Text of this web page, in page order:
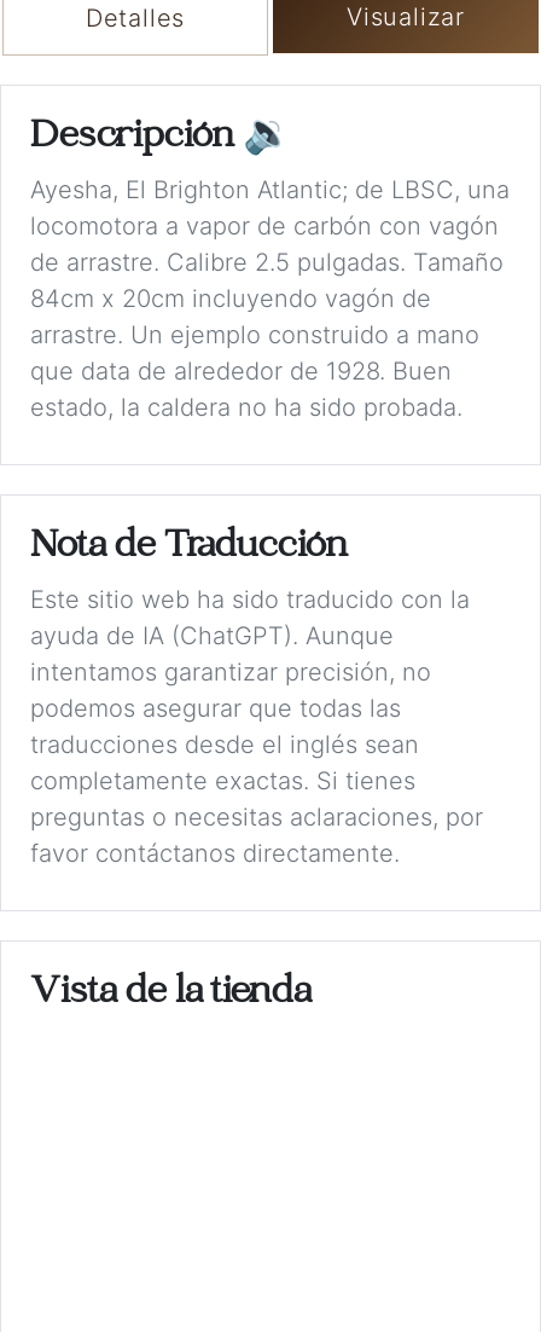
Detalles Visualizar
Descripción 🔉
Ayesha, El Brighton Atlantic; de LBSC, una
locomotora a vapor de carbón con vagón
de arrastre. Calibre 2.5 pulgadas. Tamaño
84cm x 20cm incluyendo vagón de
arrastre. Un ejemplo construido a mano
que data de alrededor de 1928. Buen
estado, la caldera no ha sido probada.
Nota de Traducción
Este sitio web ha sido traducido con la
ayuda de IA (ChatGPT). Aunque
intentamos garantizar precisión, no
podemos asegurar que todas las
traducciones desde el inglés sean
completamente exactas. Si tienes
preguntas o necesitas aclaraciones, por
favor contáctanos directamente.
Vista de la tienda